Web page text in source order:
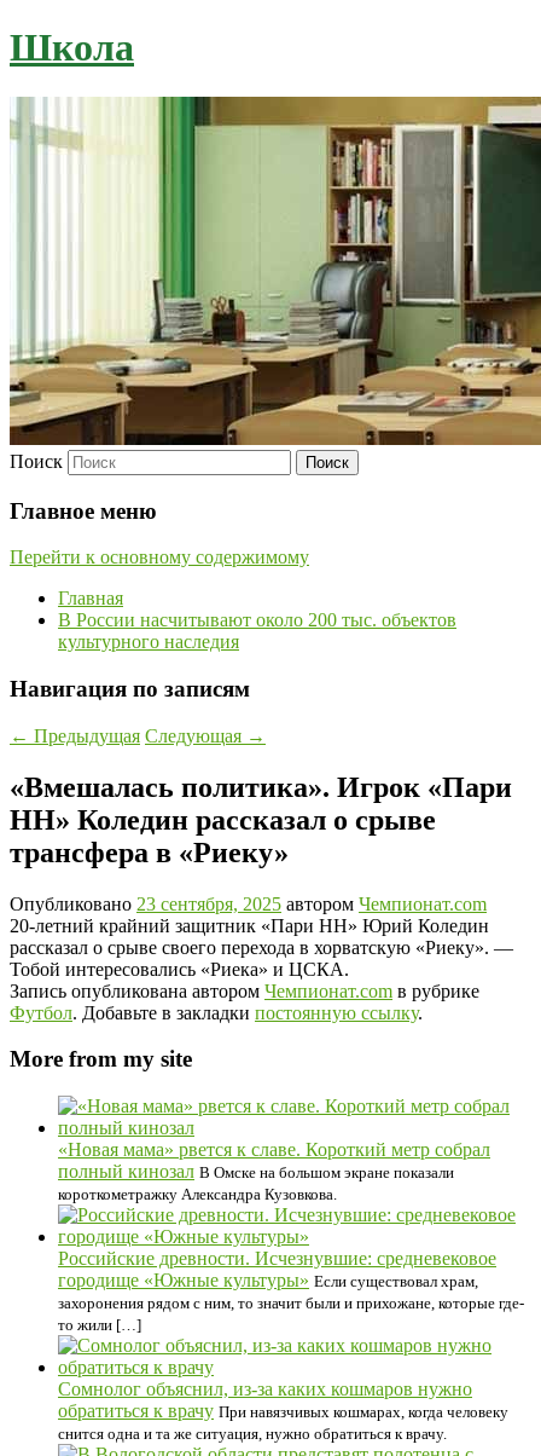
Школа
Поиск
Главное меню
Перейти к основному содержимому
Главная
В России насчитывают около 200 тыс. объектов
культурного наследия
Навигация по записям
← Предыдущая Следующая →
«Вмешалась политика». Игрок «Пари
НН» Коледин рассказал о срыве
трансфера в «Риеку»
Опубликовано 23 сентября, 2025 автором Чемпионат.com
20-летний крайний защитник «Пари НН» Юрий Коледин
рассказал о срыве своего перехода в хорватскую «Риеку». —
Тобой интересовались «Риека» и ЦСКА.
Запись опубликована автором Чемпионат.com в рубрике
Футбол. Добавьте в закладки постоянную ссылку.
More from my site
«Новая мама» рвется к славе. Короткий метр собрал
полный кинозал В Омске на большом экране показали
короткометражку Александра Кузовкова.
Российские древности. Исчезнувшие: средневековое
городище «Южные культуры» Если существовал храм,
захоронения рядом с ним, то значит были и прихожане, которые где-
то жили […]
Сомнолог объяснил, из-за каких кошмаров нужно
обратиться к врачу При навязчивых кошмарах, когда человеку
снится одна и та же ситуация, нужно обратиться к врачу.